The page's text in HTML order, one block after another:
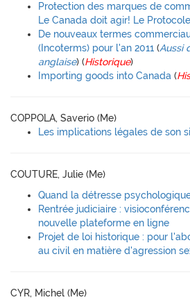
Protection des marques de
Le Canada doit agir! Le
De nouveaux termes
(Incoterms) pour l'an 2011 (Aussi
anglaise) (Historique)
Importing goods into Canada (
COPPOLA, Saverio (Me)
Les implications légales de son
COUTURE, Julie (Me)
Quand la détresse
Rentrée judiciaire :
nouvelle plateforme en ligne
Projet de loi historique : pour
au civil en matière d'agression
CYR, Michel (Me)